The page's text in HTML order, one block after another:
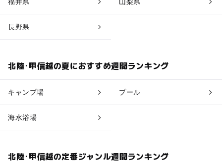
福井県 山梨県
長野県
北陸･甲信越の夏におすすめ週間ランキング
キャンプ場 プール
海水浴場
北陸･甲信越の定番ジャンル週間ランキング